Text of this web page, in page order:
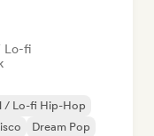
Lo-fi
/ Lo-fi Hip-Hop
Dream Pop